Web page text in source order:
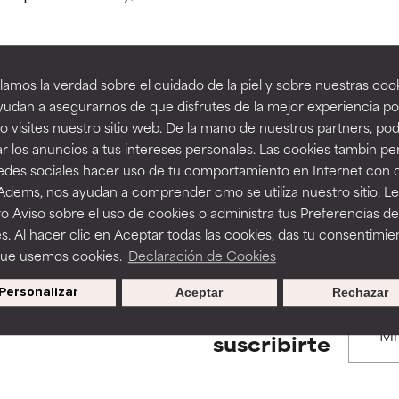
la verdad sobre el cuidado de la piel y sobre nuestras
a asegurarnos de que disfrutes de la mejor experiencia
visites nuestro sitio web. De la mano de nuestros partners,
los anuncios a tus intereses personales. Las cookies tambin
sociales hacer uso de tu comportamiento en Internet con
nos ayudan a comprender cmo se utiliza nuestro sitio.
Aviso sobre el uso de cookies o administra tus Preferencias de
Al hacer clic en Aceptar todas las cookies, das tu
usemos cookies. Declaración de Cookies
Personalizar Rechazar
Aceptar
BACK TO SEARCH
to assess ingredients in this dictionary. Regulations
tan beneficiosos como los de la categoría excelente, suelen ser
la estabilidad o la absorción de una fórmula.
ciertas limitaciones en cuanto a su apariencia, estabilidad o
básicos o que no cuentan con suficiente respaldo científico.
algunos beneficios se recomienda evitarlo por su
efectos adversos como irritación, inflamación o
se utiliza en altas concentraciones o junto con otros
tan beneficiosos como los de la categoría excelente, suelen ser
la estabilidad o la absorción de una fórmula.
ciertas limitaciones en cuanto a su apariencia, estabilidad o
básicos o que no cuentan con suficiente respaldo científico.
algunos beneficios se recomienda evitarlo por su
efectos adversos como irritación, inflamación o
se utiliza en altas concentraciones o junto con otros
suscribirte